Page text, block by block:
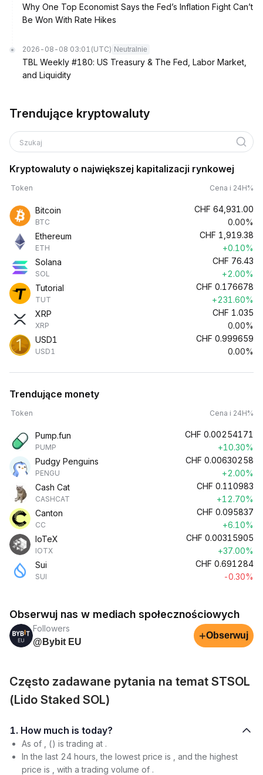
Why One Top Economist Says the Fed’s Inflation Fight Can’t
Be Won With Rate Hikes
2026-08-08 03:01 (UTC) Neutralnie
TBL Weekly #180: US Treasury & The Fed, Labor Market,
and Liquidity
Trendujące kryptowaluty
Szukaj
Kryptowaluty o największej kapitalizacji rynkowej
Token Cena i 24H%
Bitcoin
BTC
CHF 64,931.00
0.00%
Ethereum
ETH
CHF 1,919.38
+0.10%
Solana
SOL
CHF 76.43
+2.00%
Tutorial
TUT
CHF 0.176678
+231.60%
XRP
XRP
CHF 1.035
0.00%
USD1
USD1
CHF 0.999659
0.00%
Trendujące monety
Token Cena i 24H%
Pump.fun
PUMP
CHF 0.00254171
+10.30%
Pudgy Penguins
PENGU
CHF 0.00630258
+2.00%
Cash Cat
CASHCAT
CHF 0.110983
+12.70%
Canton
CC
CHF 0.095837
+6.10%
IoTeX
IOTX
CHF 0.00315905
+37.00%
Sui
SUI
CHF 0.691284
-0.30%
Obserwuj nas w mediach społecznościowych
Followers
@Bybit EU
+Obserwuj
Często zadawane pytania na temat STSOL
(Lido Staked SOL)
1. How much is today?
As of , () is trading at .
In the last 24 hours, the lowest price is , and the highest
price is , with a trading volume of .